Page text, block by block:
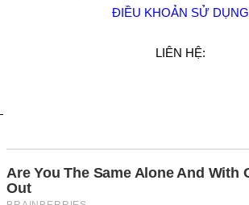
ĐIỀU KHOẢN SỬ DỤNG
LIÊN HỆ: